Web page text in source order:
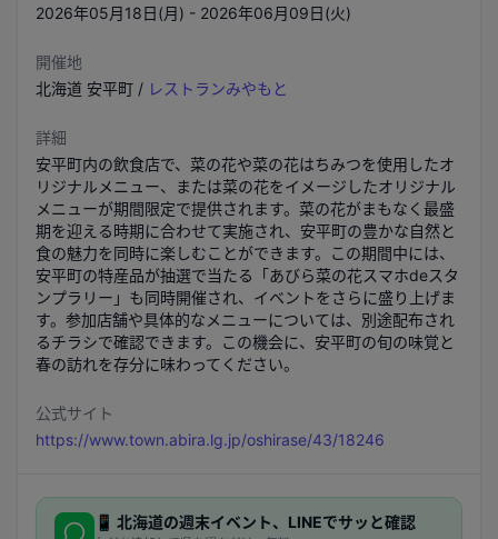
2026年05月18日(月) - 2026年06月09日(火)
開催地
北海道 安平町 / レストランみやもと
詳細
安平町内の飲食店で、菜の花や菜の花はちみつを使用したオ
リジナルメニュー、または菜の花をイメージしたオリジナル
メニューが期間限定で提供されます。菜の花がまもなく最盛
期を迎える時期に合わせて実施され、安平町の豊かな自然と
食の魅力を同時に楽しむことができます。この期間中には、
安平町の特産品が抽選で当たる「あびら菜の花スマホdeスタ
ンプラリー」も同時開催され、イベントをさらに盛り上げま
す。参加店舗や具体的なメニューについては、別途配布され
るチラシで確認できます。この機会に、安平町の旬の味覚と
春の訪れを存分に味わってください。
公式サイト
https://www.town.abira.lg.jp/oshirase/43/18246
📱 北海道の週末イベント、LINEでサッと確認